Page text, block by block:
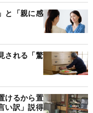
と「親に感
される「驚
けるから置
い訳」説得